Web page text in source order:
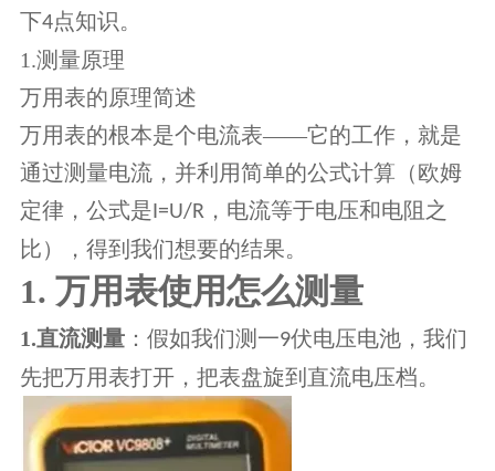
下4点知识。
1.测量原理
万用表的原理简述
万用表的根本是个电流表——它的工作，就是
通过测量电流，并利用简单的公式计算（欧姆
定律，公式是 I=U/R ，电流等于电压和电阻之
比），得到我们想要的结果。
1. 万用表使用怎么测量
1.直流测量 ：假如我们测一9伏电压电池，我们
先把万用表打开，把表盘旋到直流电压档。